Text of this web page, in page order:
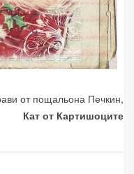
от пощальона Печкин,
Кат от Картишоците